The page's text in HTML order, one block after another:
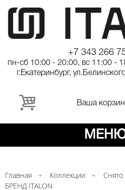
+7 343 266
пн-сб 10:00 - 20:00, вс 11:00 -
г.Екатеринбург,
Ваша
Главная Коллекции
Снято
БРЕНД ITALON